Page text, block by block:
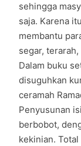
sehingga
saja. Karena
membantu
segar,
Dalam buku
disuguhkan
ceramah
Penyusunan
berbobot,
kekinian.